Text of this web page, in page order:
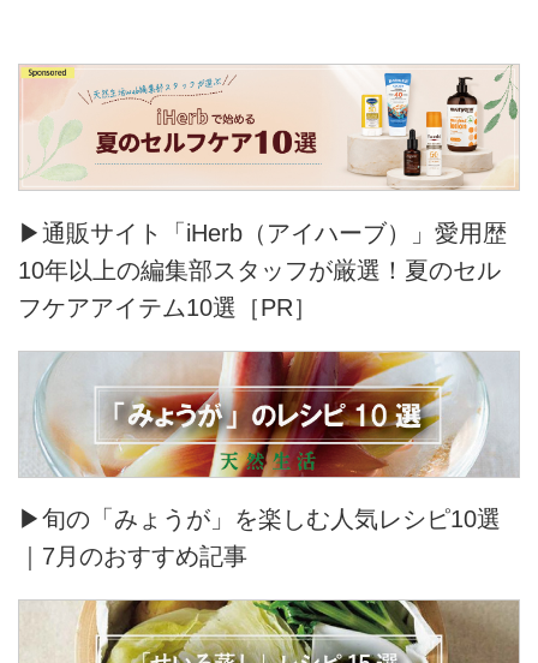
定価850円（税込）※地域により
発売日が異なります
▶通販サイト「iHerb（アイハーブ）」愛用歴
10年以上の編集部スタッフが厳選！夏のセル
フケアアイテム10選［PR］
▶旬の「みょうが」を楽しむ人気レシピ10選
｜7月のおすすめ記事